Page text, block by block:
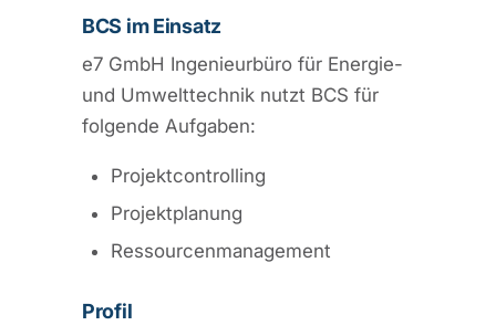
BCS im Einsatz
e7 GmbH Ingenieurbüro für Energie-
und Umwelttechnik nutzt BCS für
folgende Aufgaben:
Projektcontrolling
Projektplanung
Ressourcenmanagement
Profil